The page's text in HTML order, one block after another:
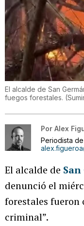
El alcalde de San
fuegos forestales. (
Por Alex
Periodista
El alcalde de
denunció el
forestales fueron
criminal”.